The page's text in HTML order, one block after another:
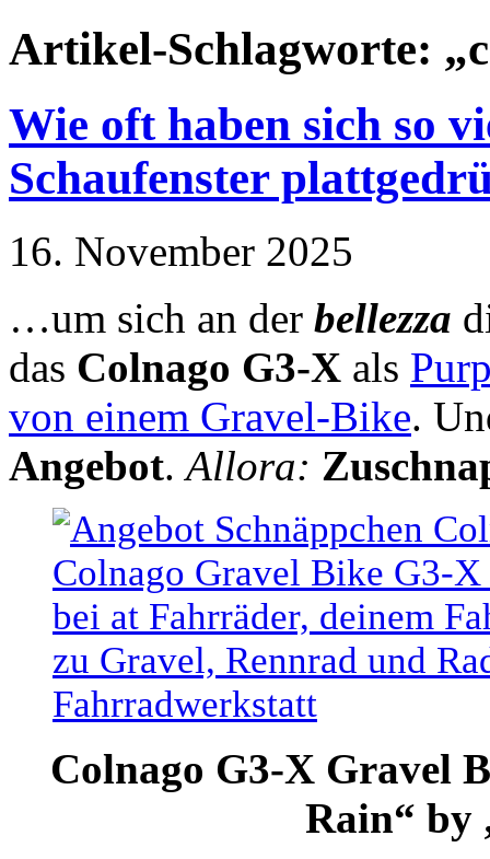
Artikel-Schlagworte:
Wie oft haben sich so
Schaufenster
16. November 2025
…um sich an der bellezza
das Colnago G3-X als
von einem Gravel-Bike.
Angebot. Allora:
Colnago G3-X Gravel
Rain“ by